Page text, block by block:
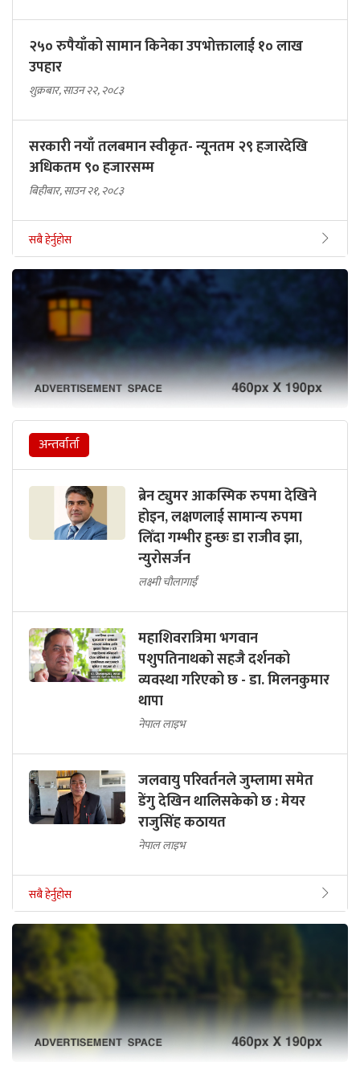
२५० रुपैयाँको सामान किनेका उपभोक्तालाई १० लाख
उपहार
शुक्रबार, साउन २२, २०८३
सरकारी नयाँ तलबमान स्वीकृत- न्यूनतम २९ हजारदेखि
अधिकतम ९० हजारसम्म
बिहीबार, साउन २१, २०८३
सबै हेर्नुहोस
अन्तर्वार्ता
ब्रेन ट्युमर आकस्मिक रुपमा देखिने
होइन, लक्षणलाई सामान्य रुपमा
लिँदा गम्भीर हुन्छः डा राजीव झा,
न्युरोसर्जन
लक्ष्मी चौलागाईं
महाशिवरात्रिमा भगवान
पशुपतिनाथको सहजै दर्शनको
व्यवस्था गरिएको छ - डा. मिलनकुमार
थापा
नेपाल लाइभ
जलवायु परिवर्तनले जुम्लामा समेत
डेंगु देखिन थालिसकेको छ : मेयर
राजुसिंह कठायत
नेपाल लाइभ
सबै हेर्नुहोस